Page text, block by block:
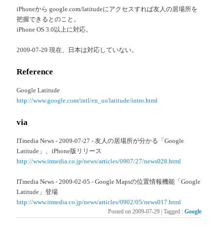
iPhoneから google.com/latitudeにアクセスすれば友人の居場所を
把握できるとのこと。
iPhone OS 3.0以上に対応。
2009-07-29 現在、日本は対応していない。
Reference
Google Latitude
http://www.google.com/intl/en_us/latitude/intro.html
via
ITmedia News - 2009-07-27 - 友人の居場所が分かる「Google
Latitude」、iPhone版リリース
http://www.itmedia.co.jp/news/articles/0907/27/news028.html
ITmedia News - 2009-02-05 - Google Mapsの位置情報機能「Google
Latitude」登場
http://www.itmedia.co.jp/news/articles/0902/05/news017.html
Posted on 2009-07-29 | Tagged : Google